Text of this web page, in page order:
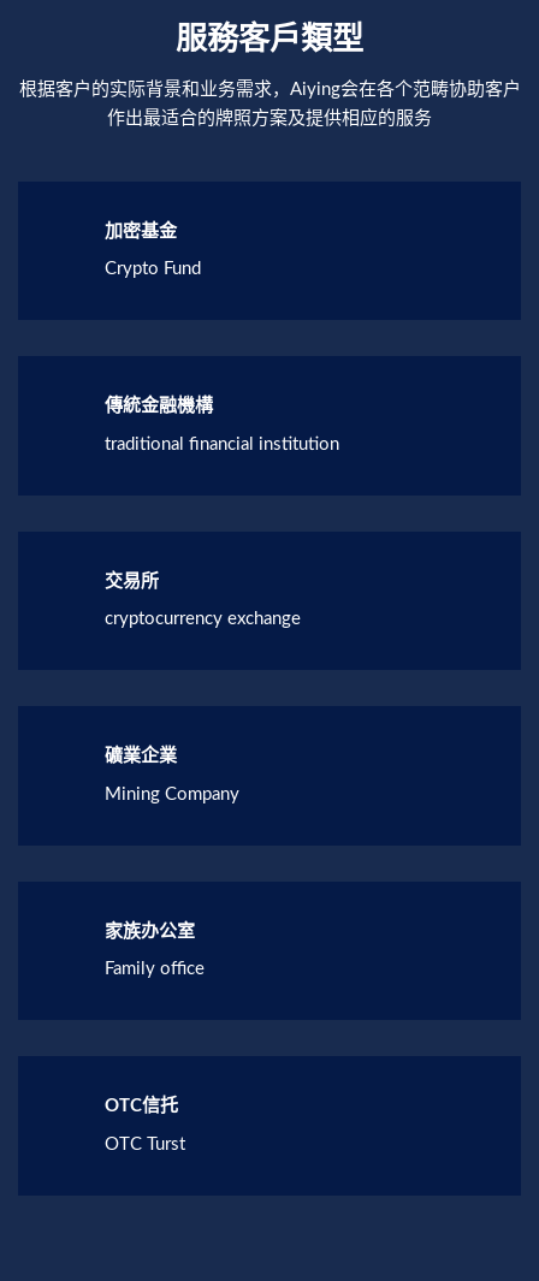
服務客戶類型
根据客户的实际背景和业务需求，Aiying会在各个范畴协助客户
作出最适合的牌照方案及提供相应的服务
加密基金
Crypto Fund
傳統金融機構
traditional financial institution
交易所
cryptocurrency exchange
礦業企業
Mining Company
家族办公室
Family office
OTC信托
OTC Turst